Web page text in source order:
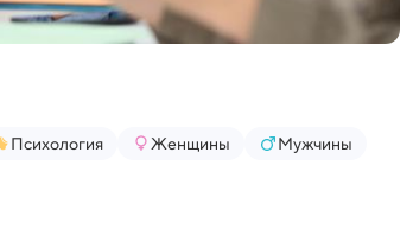
Психология Женщины Мужчины